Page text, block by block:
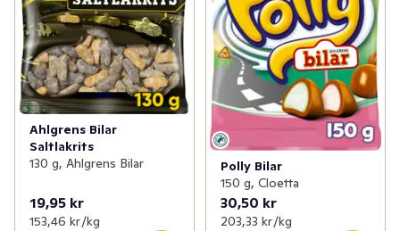
Ahlgrens Bilar
Saltlakrits
130 g, Ahlgrens Bilar
19,95 kr
153,46 kr /kg
Polly Bilar
150 g, Cloetta
30,50 kr
203,33 kr /kg